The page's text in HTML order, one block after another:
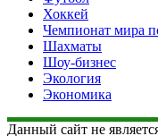
Хоккей
Чемпионат мира
Шахматы
Шоу-бизнес
Экология
Экономика
Данный сайт не